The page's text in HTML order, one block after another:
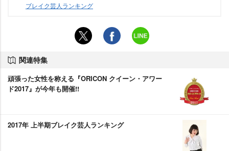
ブレイク芸人ランキング
関連特集
頑張った女性を称える『ORICON クイーン・アワー
ド2017』が今年も開催!!
2017年 上半期ブレイク芸人ランキング